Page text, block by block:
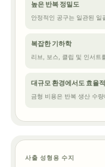
높은 반복 정밀도
안정적인 공구는 일관된 일
복잡한 기하학
리브, 보스, 클립 및 인서트
대규모 환경에서도 효율적
금형 비용은 반복 생산 수
사출 성형용 수지